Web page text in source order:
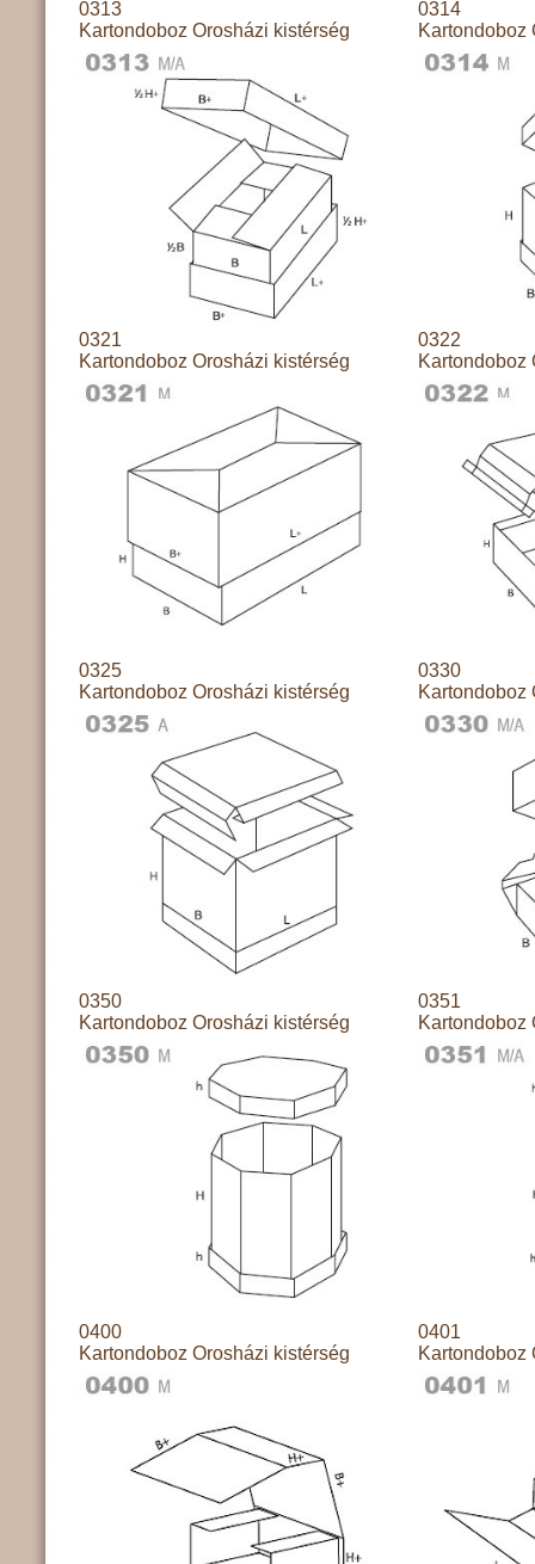
0313
Kartondoboz Orosházi kistérség
0314
Kartondoboz
0321
Kartondoboz Orosházi kistérség
0322
Kartondoboz
0325
Kartondoboz Orosházi kistérség
0330
Kartondoboz
0350
Kartondoboz Orosházi kistérség
0351
Kartondoboz
0400
Kartondoboz Orosházi kistérség
0401
Kartondoboz